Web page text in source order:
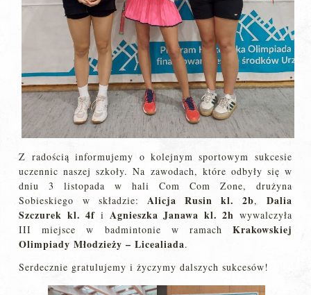
Z radością informujemy o kolejnym sportowym sukcesie
uczennic naszej szkoły. Na zawodach, które odbyły się w
dniu 3 listopada w hali Com Com Zone, drużyna
Sobieskiego w składzie: Alicja Rusin kl. 2b, Dalia
Szczurek kl. 4f i Agnieszka Janawa kl. 2h wywalczyła
III miejsce w badmintonie w ramach Krakowskiej
Olimpiady Młodzieży – Licealiada.
Serdecznie gratulujemy i życzymy dalszych sukcesów!